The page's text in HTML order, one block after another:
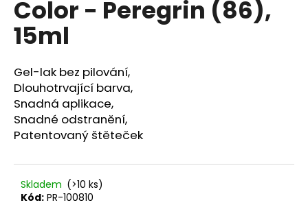
Color - Peregrin (86),
15ml
Gel-lak bez pilování,
Dlouhotrvající barva,
Snadná aplikace,
Snadné odstranění,
Patentovaný štěteček
Skladem (>10 ks)
Kód: PR-100810
a
j
t
?